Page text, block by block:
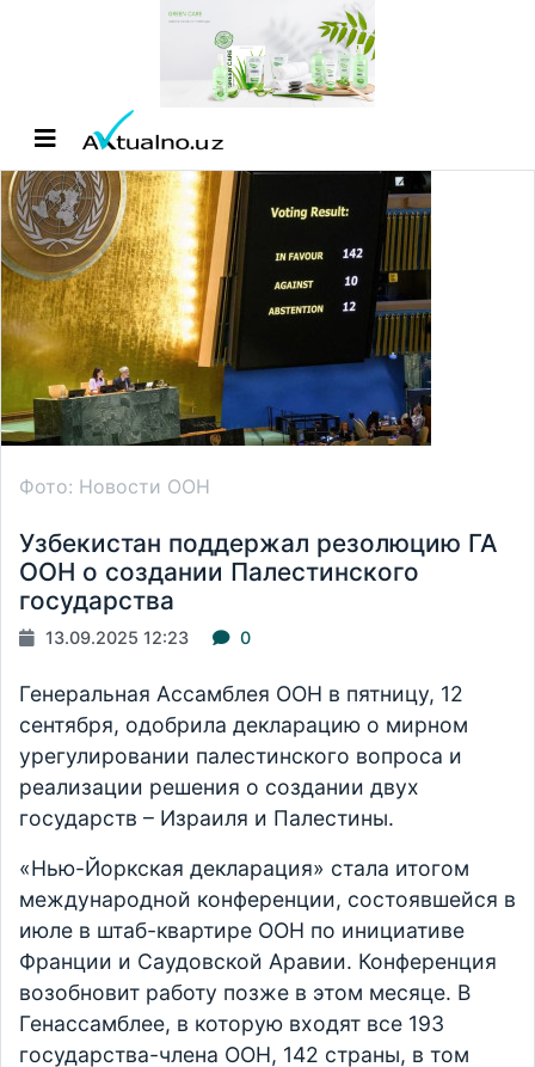
Фото: Новости ООН
Узбекистан поддержал резолюцию ГА
ООН о создании Палестинского
государства
13.09.2025 12:23 0
Генеральная Ассамблея ООН в пятницу, 12
сентября, одобрила декларацию о мирном
урегулировании палестинского вопроса и
реализации решения о создании двух
государств – Израиля и Палестины.
«Нью-Йоркская декларация» стала итогом
международной конференции, состоявшейся в
июле в штаб-квартире ООН по инициативе
Франции и Саудовской Аравии. Конференция
возобновит работу позже в этом месяце. В
Генассамблее, в которую входят все 193
государства-члена ООН, 142 страны, в том